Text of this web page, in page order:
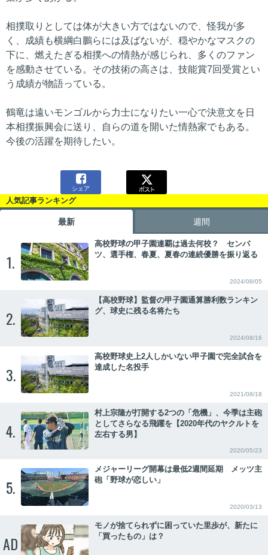
相撲取りとしては体が大きい方ではないので、怪我が多
く、成績も横綱白鵬らには及ばないが、穏やかなマスクの
下に、燃えたぎる相撲への情熱が感じられ、多くのファン
を感動させている。その技術の高さは、技能賞7回受賞とい
う成績が物語っている。
鶴竜は遠いモンゴルから力士になりたい一心で決意文を日
本相撲振興会に送り、自らの道を開いた情熱家でもある。
今後の活躍を期待したい。

シェア
人気記事ランキング
最新 週間
1.
高校野球の甲子園連覇は過去何校？ センバ
ツ、選手権、春夏、夏春の連続優勝を振り返る
2024/08/05
2.
【高校野球】監督の甲子園通算勝利数ランキン
グ、球史に残る名将たち
2024/08/16
3.
高校野球史上2人しかいない甲子園で完全試合を
達成した名投手
2021/08/18
4.
村上宗隆が打開する2つの「危機」、今季は主砲
としてさらなる飛躍を【2020年代のヤクルトを
左右する男】
2020/05/23
5.
メジャーリーグ開幕は最低2週間延期 メッツ主
砲「野球が恋しい」
2020/03/13
AD
モノが捨てられずに困っていた里歩が、新たに
「買ったもの」は？